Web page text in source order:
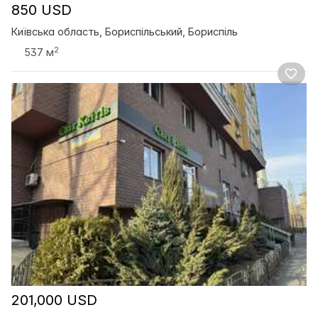
850 USD
Київська область, Бориспільський, Бориспіль
537 м2
201,000 USD